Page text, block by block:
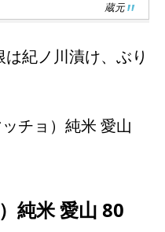
蔵元
紀ノ川漬け、ぶり
チョ）純米 愛山
純米愛山 80